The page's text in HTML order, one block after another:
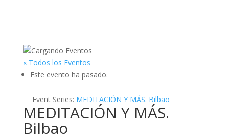
« Todos los Eventos
Este evento ha pasado.
Event Series: MEDITACIÓN Y MÁS. Bilbao
MEDITACIÓN Y MÁS.
Bilbao